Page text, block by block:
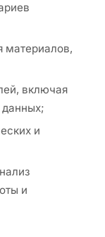
материалов,
включая
данных;
и
и